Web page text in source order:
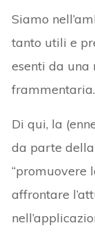
Siamo
tanto utili e
esenti da una
frammentaria.
Di qui, la
da parte
“promuovere
affrontare